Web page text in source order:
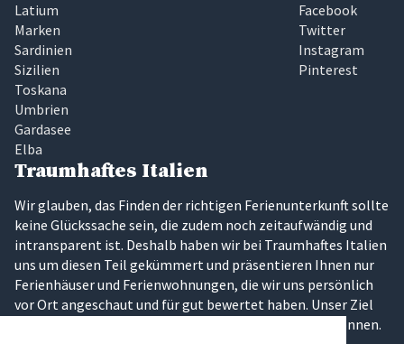
Latium
Marken
Sardinien
Sizilien
Toskana
Umbrien
Gardasee
Elba
Facebook
Twitter
Instagram
Pinterest
Traumhaftes Italien
Wir glauben, das Finden der richtigen Ferienunterkunft sollte
keine Glückssache sein, die zudem noch zeitaufwändig und
intransparent ist. Deshalb haben wir bei Traumhaftes Italien
uns um diesen Teil gekümmert und präsentieren Ihnen nur
Ferienhäuser und Ferienwohnungen, die wir uns persönlich
vor Ort angeschaut und für gut bewertet haben. Unser Ziel
ist es, dass Sie Ihren Traumurlaub in Italien erleben können.